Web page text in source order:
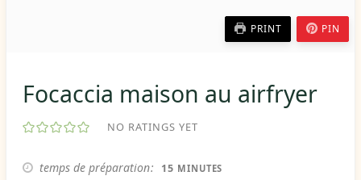
PRINT PIN
Focaccia maison au airfryer
NO RATINGS YET
temps de préparation 15 MINUTES
MINUTES